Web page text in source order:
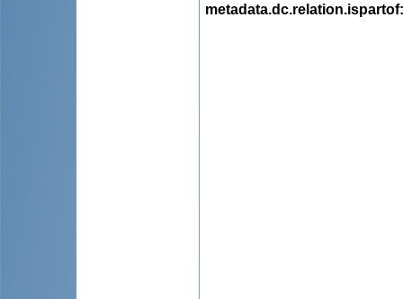
metadata.dc.relation.ispartof